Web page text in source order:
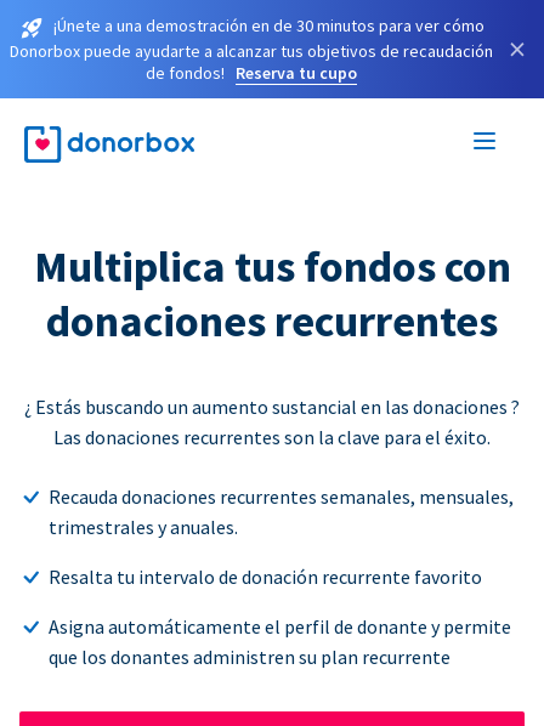
¡Únete a una demostración en de 30 minutos para ver cómo
Donorbox puede ayudarte a alcanzar tus objetivos de recaudación
de fondos!
Reserva tu cupo
×
Multiplica tus fondos con
donaciones recurrentes
¿ Estás buscando un aumento sustancial en las donaciones ?
Las donaciones recurrentes son la clave para el éxito.
Recauda donaciones recurrentes semanales, mensuales,
trimestrales y anuales.
Resalta tu intervalo de donación recurrente favorito
Asigna automáticamente el perfil de donante y permite
que los donantes administren su plan recurrente